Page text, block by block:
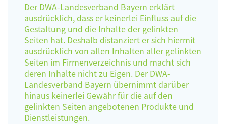
Der DWA-Landesverband Bayern erklärt
ausdrücklich, dass er keinerlei Einfluss auf die
Gestaltung und die Inhalte der gelinkten
Seiten hat. Deshalb distanziert er sich hiermit
ausdrücklich von allen Inhalten aller gelinkten
Seiten im Firmenverzeichnis und macht sich
deren Inhalte nicht zu Eigen. Der DWA-
Landesverband Bayern übernimmt darüber
hinaus keinerlei Gewähr für die auf den
gelinkten Seiten angebotenen Produkte und
Dienstleistungen.